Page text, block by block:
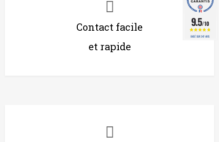
Contact facile
et rapide
9.5/10
BASÉ SUR 347 AVIS